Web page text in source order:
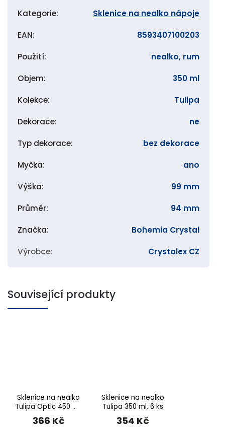
Kategorie: Sklenice na nealko nápoje
EAN: 8593407100203
Použití: nealko, rum
Objem: 350 ml
Kolekce: Tulipa
Dekorace: ne
Typ dekorace: bez dekorace
Myčka: ano
Výška: 99 mm
Průměr: 94 mm
Značka: Bohemia Crystal
Výrobce: Crystalex CZ
Související produkty
Sklenice na nealko
Tulipa Optic 450 ml,
6 ks
366 Kč
Sklenice na nealko
Tulipa 350 ml, 6 ks
354 Kč